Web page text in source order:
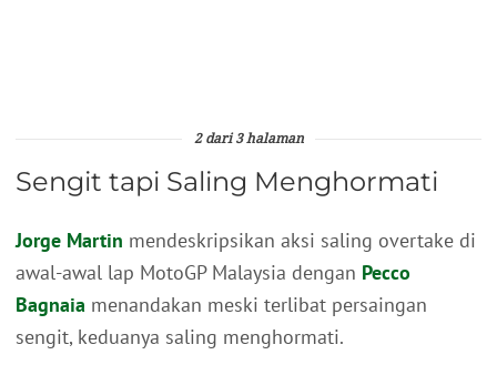
2 dari 3 halaman
Sengit tapi Saling Menghormati
Jorge Martin mendeskripsikan aksi saling overtake di
awal-awal lap MotoGP Malaysia dengan Pecco
Bagnaia menandakan meski terlibat persaingan
sengit, keduanya saling menghormati.